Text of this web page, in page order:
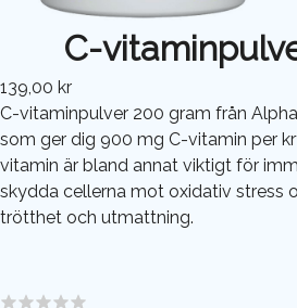
C-
139,00 kr
C-vitaminpulver 200 gram från
som ger dig 900 mg C-vitamin per
vitamin är bland annat viktigt för
skydda cellerna mot oxidativ stress
trötthet och utmattning.